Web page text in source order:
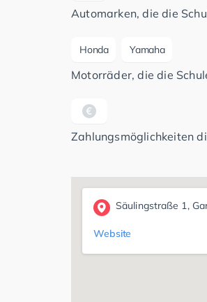
Automarken, die die
Honda Yamaha
Motorräder, die die
Zahlungsmöglichkeiten
Säulingstraße 1,
Website